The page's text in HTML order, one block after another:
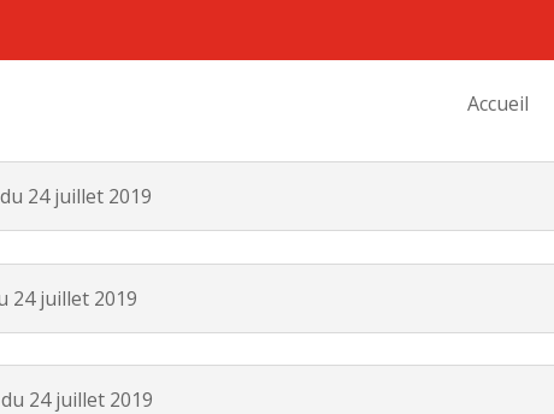
Accueil
24 juillet 2019
24 juillet 2019
24 juillet 2019